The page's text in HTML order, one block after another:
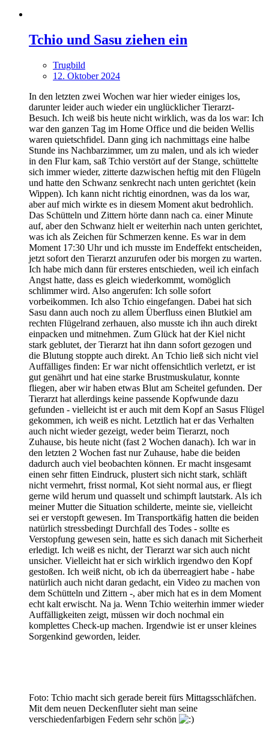
Tchio und Sasu ziehen ein
Trugbild
12. Oktober 2024
In den letzten zwei Wochen war hier wieder einiges los,
darunter leider auch wieder ein unglücklicher Tierarzt-
Besuch. Ich weiß bis heute nicht wirklich, was da los war: Ich
war den ganzen Tag im Home Office und die beiden Wellis
waren quietschfidel. Dann ging ich nachmittags eine halbe
Stunde ins Nachbarzimmer, um zu malen, und als ich wieder
in den Flur kam, saß Tchio verstört auf der Stange, schüttelte
sich immer wieder, zitterte dazwischen heftig mit den Flügeln
und hatte den Schwanz senkrecht nach unten gerichtet (kein
Wippen). Ich kann nicht richtig einordnen, was da los war,
aber auf mich wirkte es in diesem Moment akut bedrohlich.
Das Schütteln und Zittern hörte dann nach ca. einer Minute
auf, aber den Schwanz hielt er weiterhin nach unten gerichtet,
was ich als Zeichen für Schmerzen kenne. Es war in dem
Moment 17:30 Uhr und ich musste im Endeffekt entscheiden,
jetzt sofort den Tierarzt anzurufen oder bis morgen zu warten.
Ich habe mich dann für ersteres entschieden, weil ich einfach
Angst hatte, dass es gleich wiederkommt, womöglich
schlimmer wird. Also angerufen: Ich solle sofort
vorbeikommen. Ich also Tchio eingefangen. Dabei hat sich
Sasu dann auch noch zu allem Überfluss einen Blutkiel am
rechten Flügelrand zerhauen, also musste ich ihn auch direkt
einpacken und mitnehmen. Zum Glück hat der Kiel nicht
stark geblutet, der Tierarzt hat ihn dann sofort gezogen und
die Blutung stoppte auch direkt. An Tchio ließ sich nicht viel
Auffälliges finden: Er war nicht offensichtlich verletzt, er ist
gut genährt und hat eine starke Brustmuskulatur, konnte
fliegen, aber wir haben etwas Blut am Scheitel gefunden. Der
Tierarzt hat allerdings keine passende Kopfwunde dazu
gefunden - vielleicht ist er auch mit dem Kopf an Sasus Flügel
gekommen, ich weiß es nicht. Letztlich hat er das Verhalten
auch nicht wieder gezeigt, weder beim Tierarzt, noch
Zuhause, bis heute nicht (fast 2 Wochen danach). Ich war in
den letzten 2 Wochen fast nur Zuhause, habe die beiden
dadurch auch viel beobachten können. Er macht insgesamt
einen sehr fitten Eindruck, plustert sich nicht stark, schläft
nicht vermehrt, frisst normal, Kot sieht normal aus, er fliegt
gerne wild herum und quasselt und schimpft lautstark. Als ich
meiner Mutter die Situation schilderte, meinte sie, vielleicht
sei er verstopft gewesen. Im Transportkäfig hatten die beiden
natürlich stressbedingt Durchfall des Todes - sollte es
Verstopfung gewesen sein, hatte es sich danach mit Sicherheit
erledigt. Ich weiß es nicht, der Tierarzt war sich auch nicht
unsicher. Vielleicht hat er sich wirklich irgendwo den Kopf
gestoßen. Ich weiß nicht, ob ich da überreagiert habe - habe
natürlich auch nicht daran gedacht, ein Video zu machen von
dem Schütteln und Zittern -, aber mich hat es in dem Moment
echt kalt erwischt. Na ja. Wenn Tchio weiterhin immer wieder
Auffälligkeiten zeigt, müssen wir doch nochmal ein
komplettes Check-up machen. Irgendwie ist er unser kleines
Sorgenkind geworden, leider.
Foto: Tchio macht sich gerade bereit fürs Mittagsschläfchen.
Mit dem neuen Deckenfluter sieht man seine
verschiedenfarbigen Federn sehr schön